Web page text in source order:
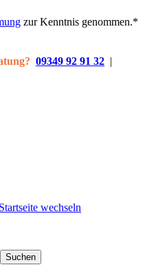
zur Kenntnis genommen.*
09349 92 91 32 |
Suchen